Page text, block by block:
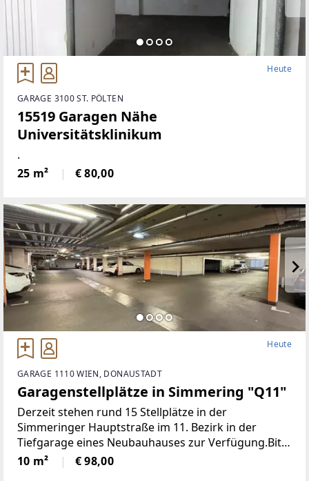
Heute
GARAGE 3100 ST. PÖLTEN
15519 Garagen Nähe
Universitätsklinikum
.
25 m²
€ 80,00
Heute
GARAGE 1110 WIEN, DONAUSTADT
Garagenstellplätze in Simmering "Q11"
Derzeit stehen rund 15 Stellplätze in der
Simmeringer Hauptstraße im 11. Bezirk in der
Tiefgarage eines Neubauhauses zur Verfügung.Bitte
beachten Sie die Einfahrtshöhe: 2,10
mInfrastruktur:Die U-Bahn-Station "Simmering"
10 m² € 98,00